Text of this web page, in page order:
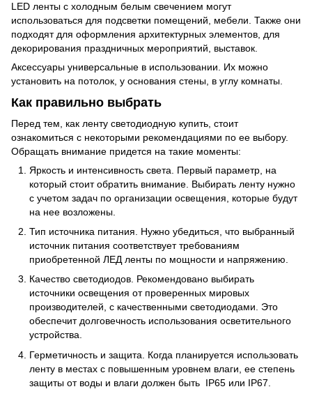
LED ленты с холодным белым свечением могут
использоваться для подсветки помещений, мебели. Также они
подходят для оформления архитектурных элементов, для
декорирования праздничных мероприятий, выставок.
Аксессуары универсальные в использовании. Их можно
установить на потолок, у основания стены, в углу комнаты.
Как правильно выбрать
Перед тем, как ленту светодиодную купить, стоит
ознакомиться с некоторыми рекомендациями по ее выбору.
Обращать внимание придется на такие моменты:
Яркость и интенсивность света. Первый параметр, на
который стоит обратить внимание. Выбирать ленту нужно
с учетом задач по организации освещения, которые будут
на нее возложены.
Тип источника питания. Нужно убедиться, что выбранный
источник питания соответствует требованиям
приобретенной ЛЕД ленты по мощности и напряжению.
Качество светодиодов. Рекомендовано выбирать
источники освещения от проверенных мировых
производителей, с качественными светодиодами. Это
обеспечит долговечность использования осветительного
устройства.
Герметичность и защита. Когда планируется использовать
ленту в местах с повышенным уровнем влаги, ее степень
защиты от воды и влаги должен быть IP65 или IP67.